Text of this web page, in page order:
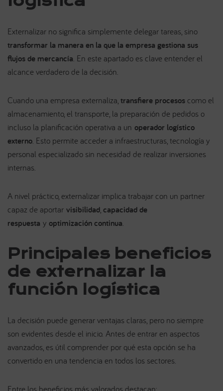
Externalizar no significa simplemente delegar tareas, sino
transformar la manera en la que la empresa gestiona sus
flujos de mercancía. En este apartado es clave entender el
alcance verdadero de la decisión.
Cuando una empresa externaliza,transfiere procesos como el
almacenamiento, el transporte, la preparación de pedidos o
incluso la planificación operativa a un operador logístico
externo. Esto permite acceder a infraestructuras, tecnología y
personal especializado sin necesidad de realizar inversiones
internas.
A nivel práctico, externalizar implica trabajar con un partner
capaz de aportar visibilidad,capacidad de
respuesta y optimización continua.
Principales beneficios
de externalizar la
función logística
La decisión puede generar ventajas claras, pero no siempre
son evidentes desde el inicio. Antes de entrar en aspectos
avanzados, es útil comprender por qué esta opción se ha
convertido en una tendencia en todos los sectores.